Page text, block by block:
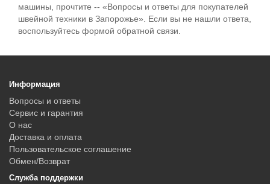
машины, прочтите -- «Вопросы и ответы для покупателей
швейной техники в Запорожье». Если вы не нашли ответа,
воспользуйтесь формой обратной связи.
Информация
Вопросы и ответы
Сервис и гарантия
О нас
Доставка и оплата
Пользовательское соглашение
Обмен/Возврат
Служба поддержки